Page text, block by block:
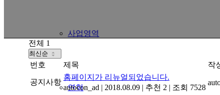
사업영역
연혁
전체 1
번호 제목 작
공지사항
홈페이지가 리뉴얼되었습니다.
autocon_ad | 2018.08.09 | 추천 2 | 조회 7528